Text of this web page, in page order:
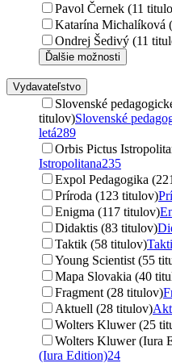
Pavol Černek (11
Katarína Michalíková
Ondrej Šedivý (11
Ďalšie možnosti
Vydavateľstvo
Slovenské
titulov)Slovenské
letá289
Orbis Pictus
Istropolitana235
Expol Pedagogika
Príroda (123 titulov)
Enigma (117 titulov)
Didaktis (83 titulov)
Taktik (58 titulov)
Young Scientist (55
Mapa Slovakia (40
Fragment (28 titulov)
Aktuell (28 titulov)
Wolters Kluwer (25
Wolters Kluwer (Iura
(Iura Edition)24